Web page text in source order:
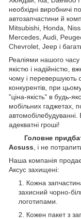
необхідні виробничі
автозапчастини й
Mitsubishi, Honda,
Mercedes, Audi,
Chevrolet, Jeep і
Реаліями нашого
якістю і надійністю,
чому і перевершують
конкурентів, при
"ціна-якість" в будь-
мобільних гаджетах,
автомобілебудуванні.
адекватні гроші!
Головне
Acsuss , і не
Наша компанія продає
Аксус захищені:
Кожна
захисний чорно-
логотипами.
Кожен пакет з